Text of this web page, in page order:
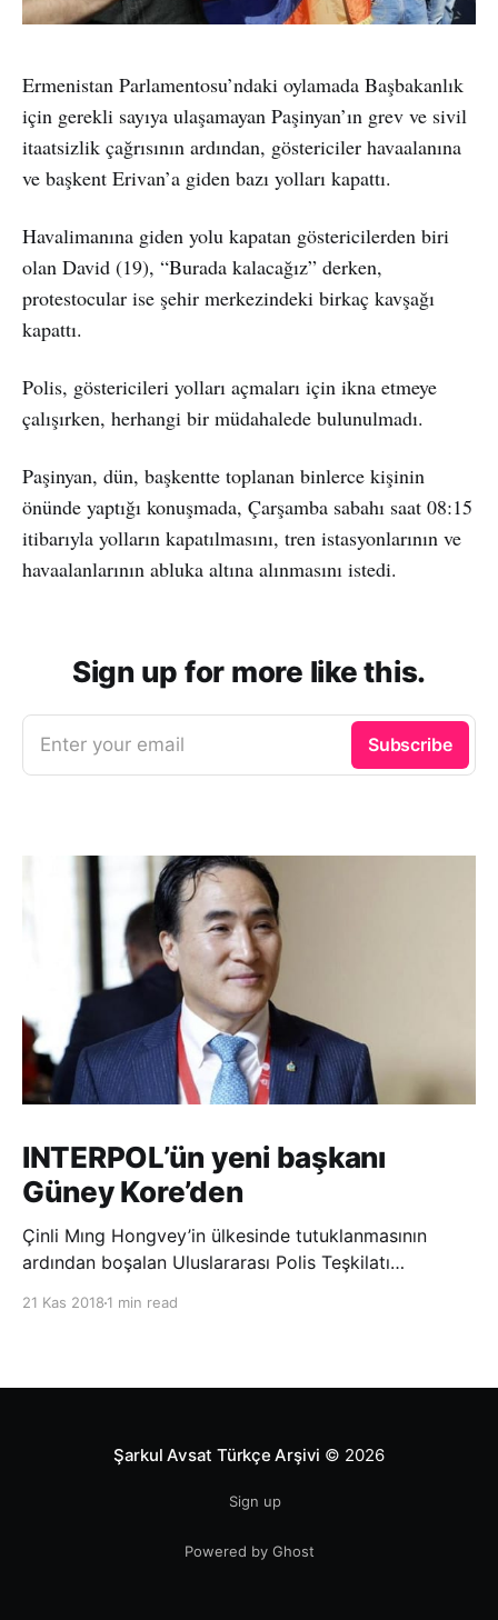
Ermenistan Parlamentosu’ndaki oylamada Başbakanlık
için gerekli sayıya ulaşamayan Paşinyan’ın grev ve sivil
itaatsizlik çağrısının ardından, göstericiler havaalanına
ve başkent Erivan’a giden bazı yolları kapattı.
Havalimanına giden yolu kapatan göstericilerden biri
olan David (19), “Burada kalacağız” derken,
protestocular ise şehir merkezindeki birkaç kavşağı
kapattı.
Polis, göstericileri yolları açmaları için ikna etmeye
çalışırken, herhangi bir müdahalede bulunulmadı.
Paşinyan, dün, başkentte toplanan binlerce kişinin
önünde yaptığı konuşmada, Çarşamba sabahı saat 08:15
itibarıyla yolların kapatılmasını, tren istasyonlarının ve
havaalanlarının abluka altına alınmasını istedi.
Sign up for more like this.
Enter your email Subscribe
INTERPOL’ün yeni başkanı
Güney Kore’den
Çinli Mıng Hongvey’in ülkesinde tutuklanmasının
ardından boşalan Uluslararası Polis Teşkilatı
21 Kas 2018 1 min read
Şarkul Avsat Türkçe Arşivi © 2026
Sign up
Powered by Ghost